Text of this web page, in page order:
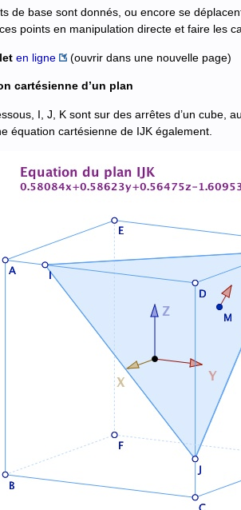
de base sont donnés, ou encore se
points en manipulation directe et faire les
en ligne (ouvrir dans une nouvelle page)
cartésienne d’un plan
I, J, K sont sur des arrêtes d’un
équation cartésienne de IJK également.